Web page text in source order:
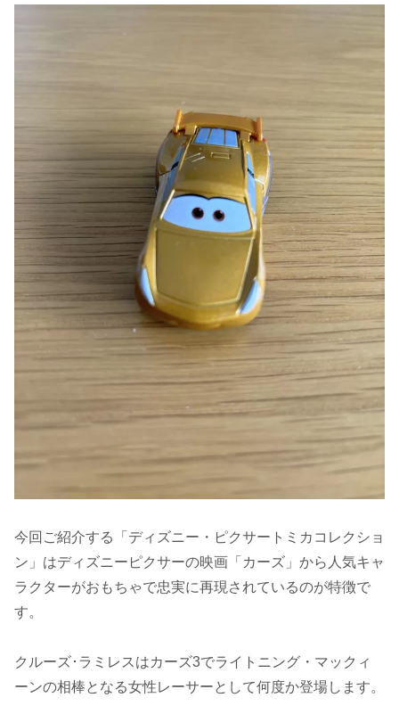
今回ご紹介する「ディズニー・ピクサートミカコレクショ
ン」はディズニーピクサーの映画「カーズ」から人気キャ
ラクターがおもちゃで忠実に再現されているのが特徴で
す。
クルーズ･ラミレスはカーズ3でライトニング・マックィ
ーンの相棒となる女性レーサーとして何度か登場します。